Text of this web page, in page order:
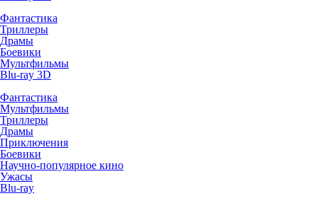
Фантастика
Триллеры
Драмы
Боевики
Мультфильмы
Blu-ray 3D
Фантастика
Мультфильмы
Триллеры
Драмы
Приключения
Боевики
Научно-популярное кино
Ужасы
Blu-ray